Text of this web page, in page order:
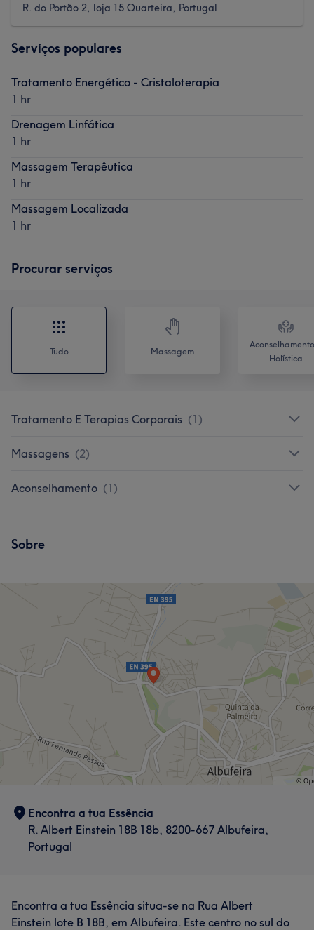
R. do Portão 2, loja 15 Quarteira, Portugal
Serviços populares
Tratamento Energético - Cristaloterapia
1 hr
Drenagem Linfática
1 hr
Massagem Terapêutica
1 hr
Massagem Localizada
1 hr
Procurar serviços
Tudo Massagem
Holística
Tratamento E Terapias Corporais (1)
Massagens (2)
Aconselhamento (1)
Sobre
Encontra a tua Essência
R. Albert Einstein 18B 18b, 8200-667 Albufeira,
Portugal
Encontra a tua Essência situa-se na Rua Albert
Einstein lote B 18B, em Albufeira. Este centro no sul do